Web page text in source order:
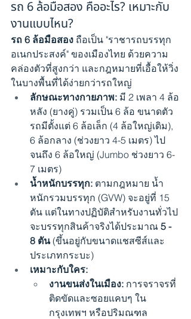
รถ 6 ล้อมือสอง คืออะไร? เหมาะกับ
งานแบบไหน?
รถ 6 ล้อมือสอง ถือเป็น "ราชารถบรรทุก
อเนกประสงค์" ของเมืองไทย ด้วยความ
คล่องตัวที่สูงกว่า และกฎหมายที่เอื้อให้วิ่ง
ในบางพื้นที่ได้ง่ายกว่ารถใหญ่
ลักษณะทางกายภาพ: มี 2 เพลา 4 ล้อ
หลัง (ยางคู่) รวมเป็น 6 ล้อ ขนาดตัว
รถมีตั้งแต่ 6 ล้อเล็ก (4 ล้อใหญ่เดิม),
6 ล้อกลาง (ช่วงยาว 4-5 เมตร) ไป
จนถึง 6 ล้อใหญ่ (Jumbo ช่วงยาว 6-
7 เมตร)
น้ำหนักบรรทุก: ตามกฎหมาย น้ำ
หนักรวมบรรทุก (GVW) จะอยู่ที่ 15
ตัน แต่ในทางปฏิบัติสำหรับงานทั่วไป
จะบรรทุกสินค้าจริงได้ประมาณ 5 -
8 ตัน (ขึ้นอยู่กับขนาดแชสซีส์และ
ประเภทกระบะ)
เหมาะกับใคร:
งานขนส่งในเมือง: การจราจรที่
ติดขัดและซอยแคบๆ ใน
กรุงเทพฯ หรือปริมณฑล